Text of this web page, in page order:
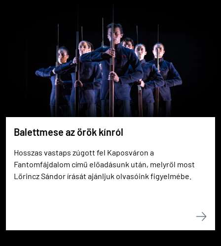
Balettmese az örök kínról
Hosszas vastaps zúgott fel Kaposváron a
Fantomfájdalom című előadásunk után, melyről most
Lőrincz Sándor írását ajánljuk olvasóink figyelmébe.